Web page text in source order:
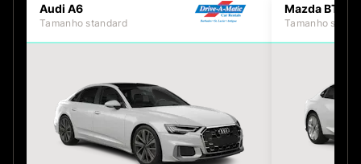
Audi A6
Tamanho standard
Mazda BT50
Tamanho